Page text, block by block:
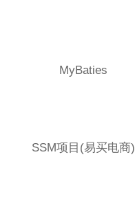
MyBaties
SSM项目(易买电商)